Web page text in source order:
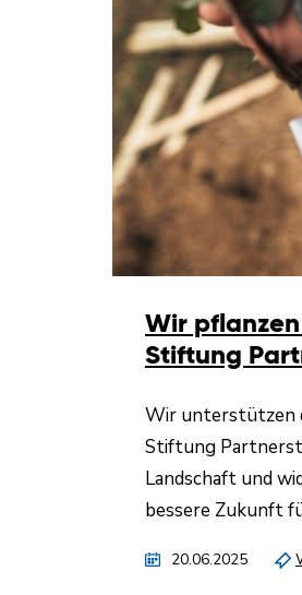
Wir
Stiftung
Wir unterstützen
Stiftung
Landschaft und
bessere Zukunft
20.06.2025